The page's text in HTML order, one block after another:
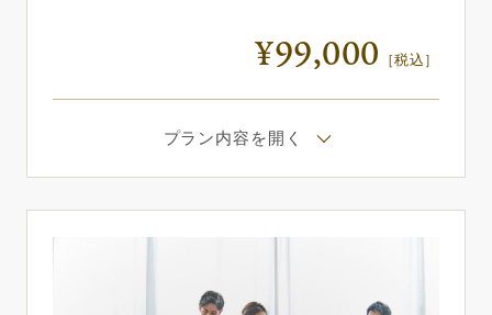
葉が敷き詰められた森での撮影は温かみのあるシック
れの美しさが引き立つ北海道ならではのフォトウェデ
¥99,000 ［税込］
プラン内容を開く